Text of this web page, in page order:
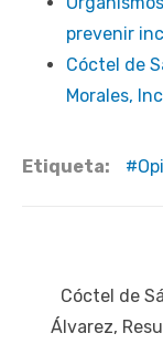
prevenir
Cóctel de
Morales,
Etiqueta:
entradas
Publicación
anterior:
Cóctel de
Álvarez,